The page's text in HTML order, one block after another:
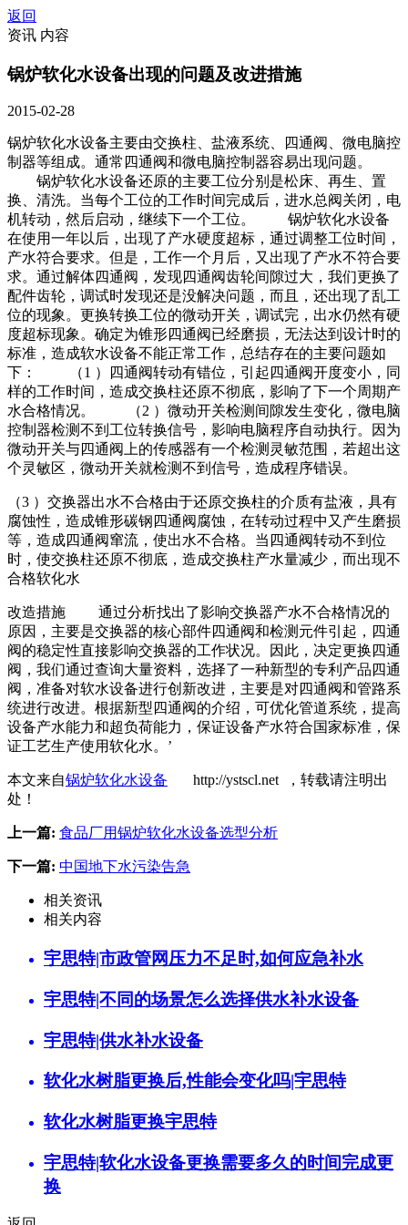
返回
资讯 内容
锅炉软化水设备出现的问题及改进措施
2015-02-28
锅炉软化水设备主要由交换柱、盐液系统、四通阀、微电脑控
制器等组成。通常四通阀和微电脑控制器容易出现问题。
锅炉软化水设备还原的主要工位分别是松床、再生、置
换、清洗。当每个工位的工作时间完成后，进水总阀关闭，电
机转动，然后启动，继续下一个工位。 锅炉软化水设备
在使用一年以后，出现了产水硬度超标，通过调整工位时间，
产水符合要求。但是，工作一个月后，又出现了产水不符合要
求。通过解体四通阀，发现四通阀齿轮间隙过大，我们更换了
配件齿轮，调试时发现还是没解决问题，而且，还出现了乱工
位的现象。更换转换工位的微动开关，调试完，出水仍然有硬
度超标现象。确定为锥形四通阀已经磨损，无法达到设计时的
标准，造成软水设备不能正常工作，总结存在的主要问题如
下： （1 ）四通阀转动有错位，引起四通阀开度变小，同
样的工作时间，造成交换柱还原不彻底，影响了下一个周期产
水合格情况。 （2 ）微动开关检测间隙发生变化，微电脑
控制器检测不到工位转换信号，影响电脑程序自动执行。因为
微动开关与四通阀上的传感器有一个检测灵敏范围，若超出这
个灵敏区，微动开关就检测不到信号，造成程序错误。
（3 ）交换器出水不合格由于还原交换柱的介质有盐液，具有
腐蚀性，造成锥形碳钢四通阀腐蚀，在转动过程中又产生磨损
等，造成四通阀窜流，使出水不合格。当四通阀转动不到位
时，使交换柱还原不彻底，造成交换柱产水量减少，而出现不
合格软化水
改造措施 通过分析找出了影响交换器产水不合格情况的
原因，主要是交换器的核心部件四通阀和检测元件引起，四通
阀的稳定性直接影响交换器的工作状况。因此，决定更换四通
阀，我们通过查询大量资料，选择了一种新型的专利产品四通
阀，准备对软水设备进行创新改进，主要是对四通阀和管路系
统进行改进。根据新型四通阀的介绍，可优化管道系统，提高
设备产水能力和超负荷能力，保证设备产水符合国家标准，保
证工艺生产使用软化水。’
本文来自锅炉软化水设备 http://ystscl.net ，转载请注明出
处！
上一篇: 食品厂用锅炉软化水设备选型分析
下一篇: 中国地下水污染告急
相关资讯
相关内容
宇思特|市政管网压力不足时,如何应急补水
宇思特|不同的场景怎么选择供水补水设备
宇思特|供水补水设备
软化水树脂更换后,性能会变化吗|宇思特
软化水树脂更换宇思特
宇思特|软化水设备更换需要多久的时间完成更
换